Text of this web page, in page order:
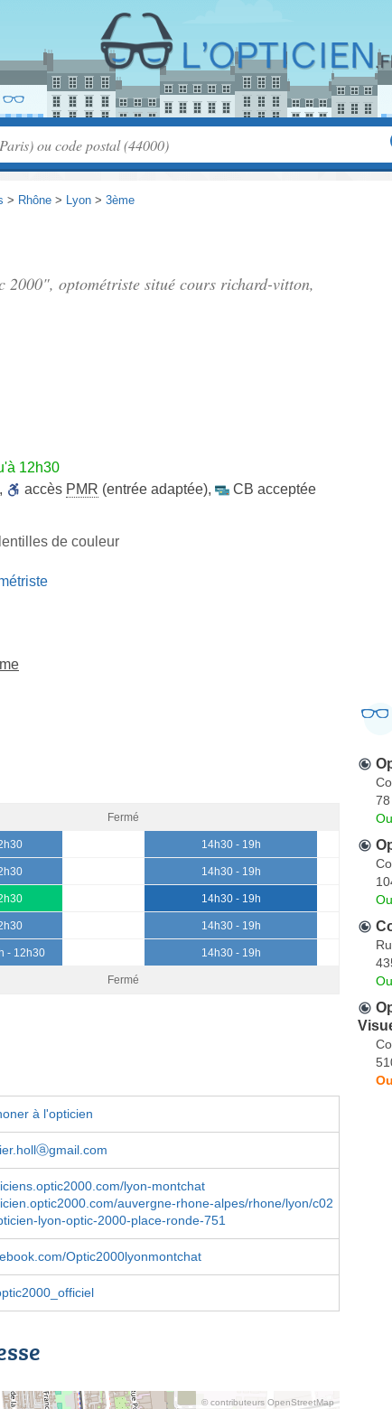
> Rhône > Lyon > 3ème
2000", optométriste situé cours richard-vitton,
12h30
, accès PMR (entrée adaptée),
CB acceptée
lentilles de couleur
Fermé
14h30 - 19h
14h30 - 19h
14h30 - 19h
14h30 - 19h
- 12h30 14h30 - 19h
Fermé
à l'opticien
lyon-montchat
auvergne-rhone-alpes/rhone/lyon/c02
lyon-optic-2000-place-ronde-751
Optic2000lyonmontchat
© contributeurs OpenStreetMap